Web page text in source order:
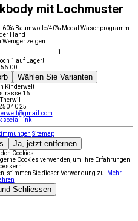
mit Lochmuster
Baumwolle/40% Modal Waschprogramm
Hand
Weniger zeigen
1
1 auf Lager!
56.00
Wählen Sie Varianten
Kinderwelt
16
40 25
social link
Sitemap
Ja, jetzt entfernen
Cookies.
Cookies verwenden, um Ihre Erfahrungen
stimmen Sie dieser Verwendung zu.
Mehr
Schliessen